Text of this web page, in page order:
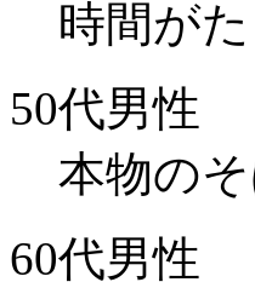
時間が
50代男性
本物の
60代男性